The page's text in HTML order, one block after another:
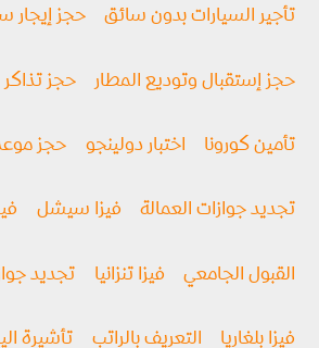
تأجير السيارات بدون سائق حجز إيجار
حجز إستقبال وتوديع المطار حجز تذاكر
تأمين كورونا اختبار دولينجو حجز
تجديد جوازات العمالة فيزا سيشل
القبول الجامعي فيزا تنزانيا تجديد
فيزا بلغاريا التعريف بالراتب تأشيرة